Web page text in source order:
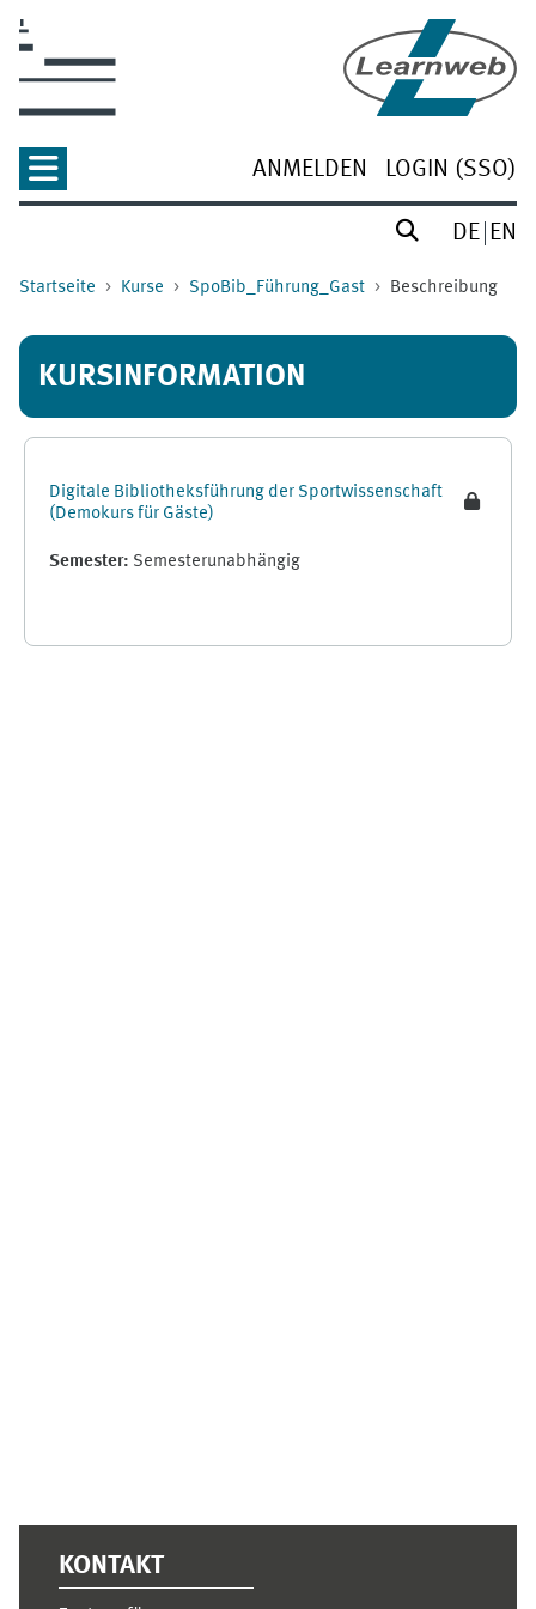
ANMELDEN LOGIN (SSO)
DE EN
Startseite Kurse SpoBib_Führung_Gast Beschreibung
KURSINFORMATION
Digitale Bibliotheksführung der Sportwissenschaft
(Demokurs für Gäste)
Semester: Semesterunabhängig
KONTAKT